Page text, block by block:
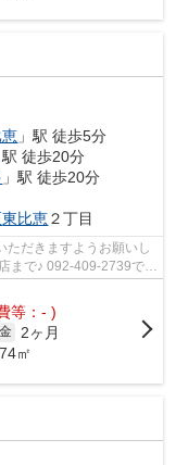
」駅 徒歩5分
駅 徒歩20分
」駅 徒歩20分
東比恵２丁目
ただきますようお願いし
まで♪ 092-409-2739で
等：- )
2ヶ月
㎡